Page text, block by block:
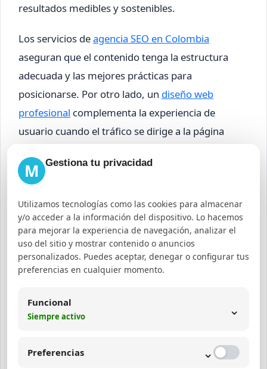
resultados medibles y sostenibles.
Los servicios deagencia SEO en Colombia
aseguran que el contenido tenga la estructura
adecuada y las mejores prácticas para
posicionarse. Por otro lado, un diseño web
profesional complementa la experiencia de
usuario cuando el tráfico se dirige a la página
agencia de redes socialespotencian la distribución
y el engagement en Facebook y otras
plataformas.
Te puede interesar:
Qué es un agente de IA
Aspectos técnicos para
configurar Instant Articles
La configuración inicial requiere algunos pasos
M Gestiona tu privacidad
Utilizamos tecnologías como las cookies para almacenar
y/o acceder a la información del dispositivo. Lo hacemos
para mejorar la experiencia de navegación, analizar el
uso del sitio y mostrar contenido o anuncios
personalizados. Puedes aceptar, denegar o configurar tus
preferencias en cualquier momento.
Funcional
Siempre activo ⌄
Preferencias ⌄